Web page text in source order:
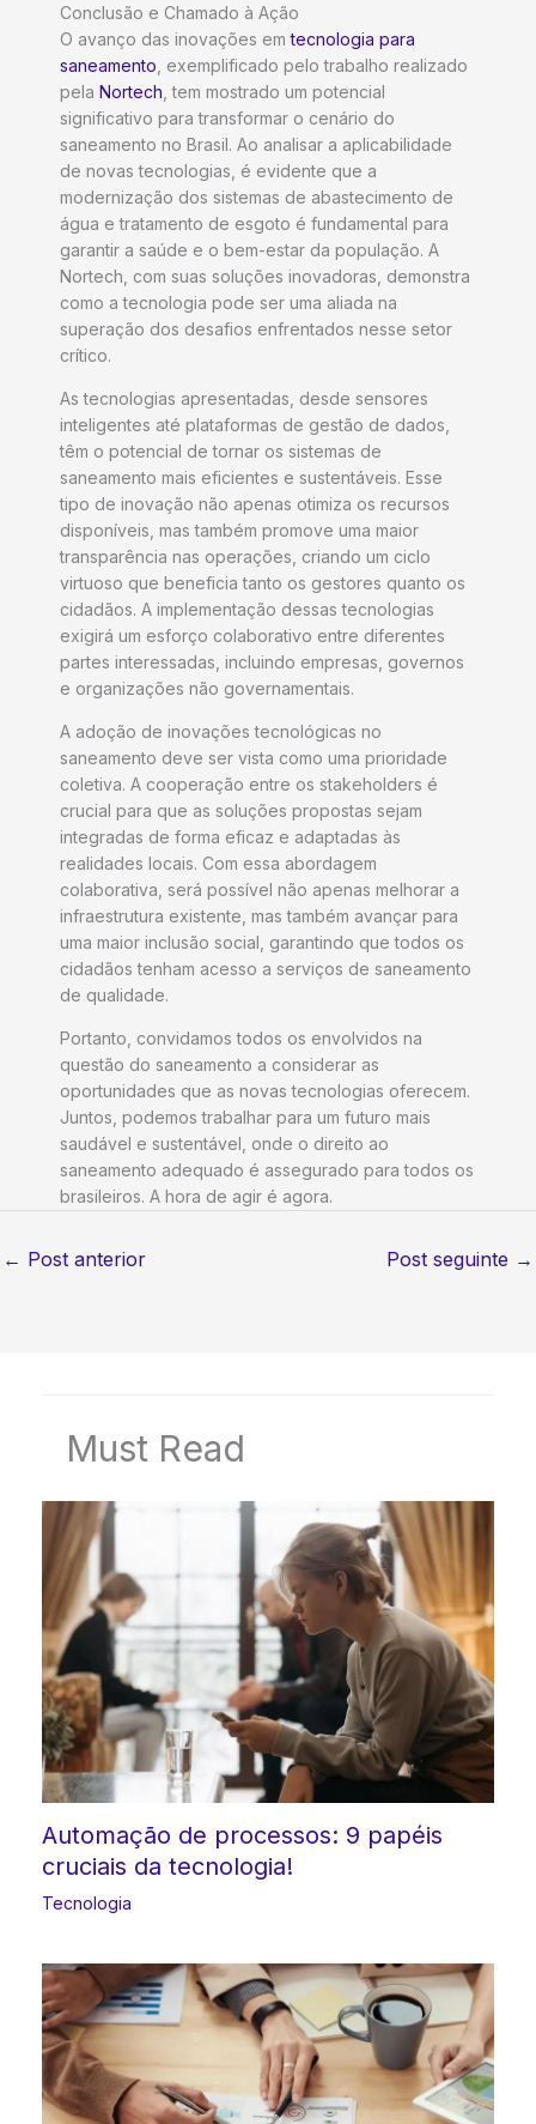
Conclusão e Chamado à Ação
O avanço das inovações emtecnologia para
saneamento , exemplificado pelo trabalho realizado
pela Nortech , tem mostrado um potencial
significativo para transformar o cenário do
saneamento no Brasil. Ao analisar a aplicabilidade
de novas tecnologias, é evidente que a
modernização dos sistemas de abastecimento de
água e tratamento de esgoto é fundamental para
garantir a saúde e o bem-estar da população. A
Nortech, com suas soluções inovadoras, demonstra
como a tecnologia pode ser uma aliada na
superação dos desafios enfrentados nesse setor
crítico.
As tecnologias apresentadas, desde sensores
inteligentes até plataformas de gestão de dados,
têm o potencial de tornar os sistemas de
saneamento mais eficientes e sustentáveis. Esse
tipo de inovação não apenas otimiza os recursos
disponíveis, mas também promove uma maior
transparência nas operações, criando um ciclo
virtuoso que beneficia tanto os gestores quanto os
cidadãos. A implementação dessas tecnologias
exigirá um esforço colaborativo entre diferentes
partes interessadas, incluindo empresas, governos
e organizações não governamentais.
A adoção de inovações tecnológicas no
saneamento deve ser vista como uma prioridade
coletiva. A cooperação entre os stakeholders é
crucial para que as soluções propostas sejam
integradas de forma eficaz e adaptadas às
realidades locais. Com essa abordagem
colaborativa, será possível não apenas melhorar a
infraestrutura existente, mas também avançar para
uma maior inclusão social, garantindo que todos os
cidadãos tenham acesso a serviços de saneamento
de qualidade.
Portanto, convidamos todos os envolvidos na
questão do saneamento a considerar as
oportunidades que as novas tecnologias oferecem.
Juntos, podemos trabalhar para um futuro mais
saudável e sustentável, onde o direito ao
saneamento adequado é assegurado para todos os
brasileiros. A hora de agir é agora.
← Post anterior Post seguinte →
Must Read
Automação de processos: 9 papéis
cruciais da tecnologia!
Tecnologia